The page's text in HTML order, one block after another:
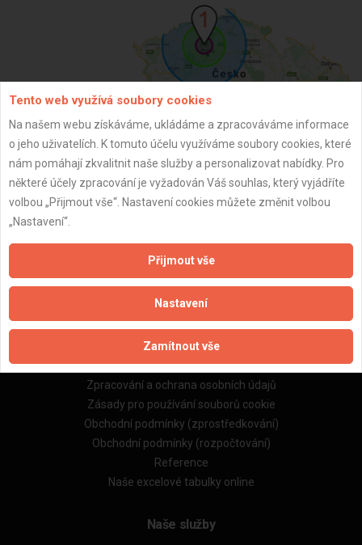
ZPĚT
Naše firmy a řemeslníci
Zpracování a ochrana osobních údajů
Zásady pro používání souborů cookie
Obchodní podmínky (zprostředkování)
Obchodní podmínky (rozpočtování)
Reference
Naše excelové tabulky online
Naše služby
Tento web využívá soubory cookies
Na našem webu získáváme, ukládáme a zpracováváme informace
o jeho uživatelích. K tomuto účelu využíváme soubory cookies, které
nám pomáhají zkvalitnit naše služby a personalizovat nabídky. Pro
některé účely zpracování je vyžadován Váš souhlas, který vyjádříte
volbou „Přijmout vše“. Nastavení cookies můžete změnit volbou
„Nastavení“.
Přijmout vše
Nastavení
Zamítnout vše